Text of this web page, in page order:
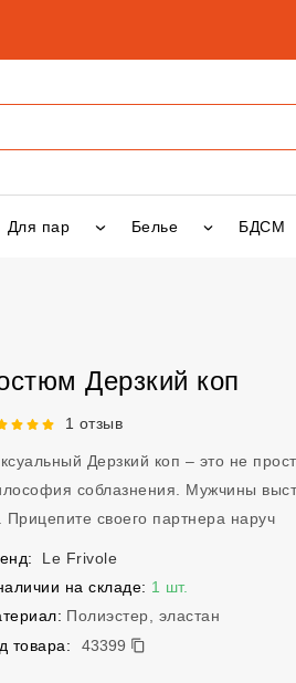
Для пар Белье БДСМ
Дерзкий коп
5 из 5.
1 отзыв
Дерзкий коп – это не
соблазнения. Мужчины
Прицепите своего партнера наруч
Le Frivole
на складе: 1 шт.
Полиэстер, эластан
товара:
43399
43399